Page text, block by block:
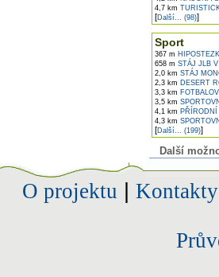
4,7 km
[Další... (98)]
Sport
367 m
658 m STÁJ JLB
2,0 km STÁJ
2,3 km DESERT
3,3 km
3,5 km
4,1 km PŘÍRODNÍ
4,3 km
[Další... (199)]
Další
O projektu Kontakty